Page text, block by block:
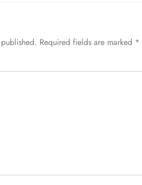
Required fields are marked *